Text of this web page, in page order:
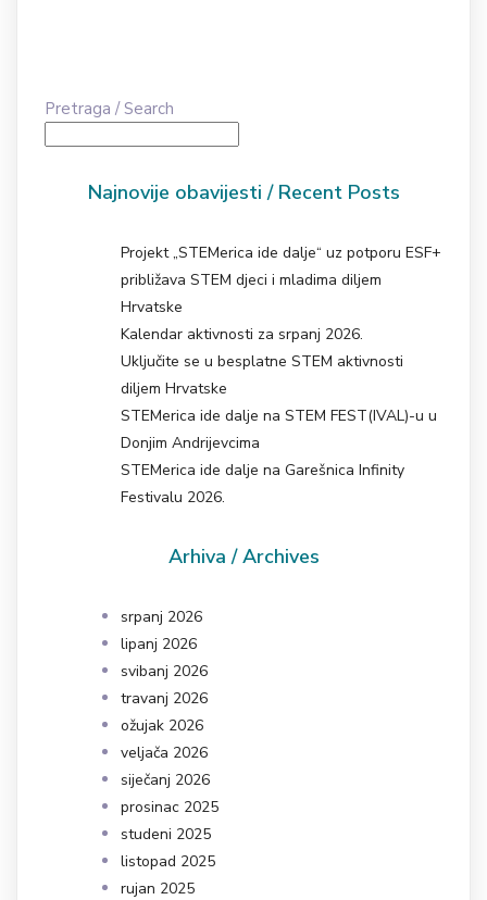
Pretraga / Search
Najnovije obavijesti / Recent Posts
Projekt „STEMerica ide dalje“ uz potporu ESF+
približava STEM djeci i mladima diljem
Hrvatske
Kalendar aktivnosti za srpanj 2026.
Uključite se u besplatne STEM aktivnosti
diljem Hrvatske
STEMerica ide dalje na STEM FEST(IVAL)-u u
Donjim Andrijevcima
STEMerica ide dalje na Garešnica Infinity
Festivalu 2026.
Arhiva / Archives
srpanj 2026
lipanj 2026
svibanj 2026
travanj 2026
ožujak 2026
veljača 2026
siječanj 2026
prosinac 2025
studeni 2025
listopad 2025
rujan 2025